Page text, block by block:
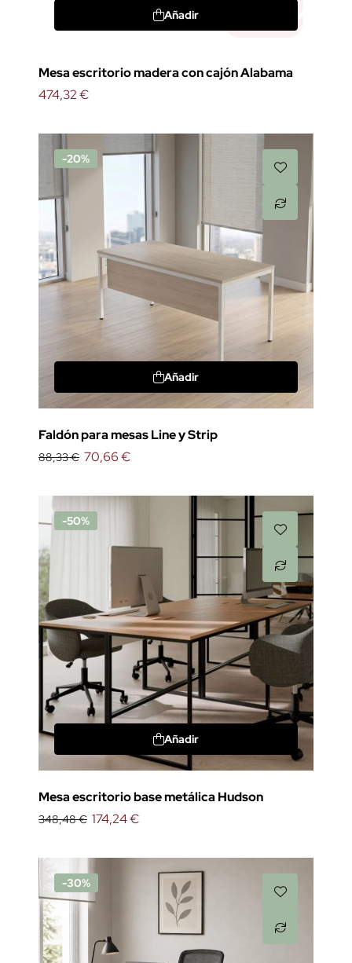
Añadir
Mesa escritorio madera con cajón Alabama
474,32 €
-20%
Añadir
Faldón para mesas Line y Strip
88,33 € 70,66 €
-50%
Añadir
Mesa escritorio base metálica Hudson
348,48 € 174,24 €
-30%